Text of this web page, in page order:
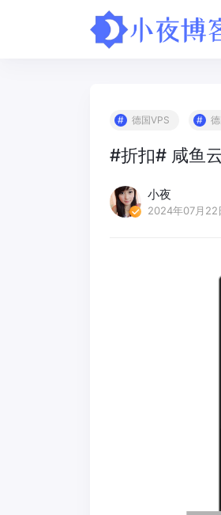
德国VPS
#折扣# 咸鱼
小夜
2024年07月22